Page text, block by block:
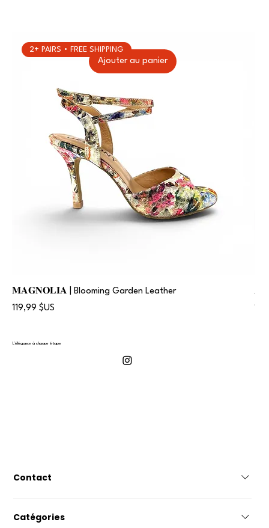
Ajouter au panier
2+ PAIRS • FREE SHIPPING
𝐌𝐀𝐆𝐍𝐎𝐋𝐈𝐀 | Blooming Garden Leather
Prix
119,99 $US
Prix
Contact
geltonyshoes@gmail.com
Catégories
L'élégance à chaque étape